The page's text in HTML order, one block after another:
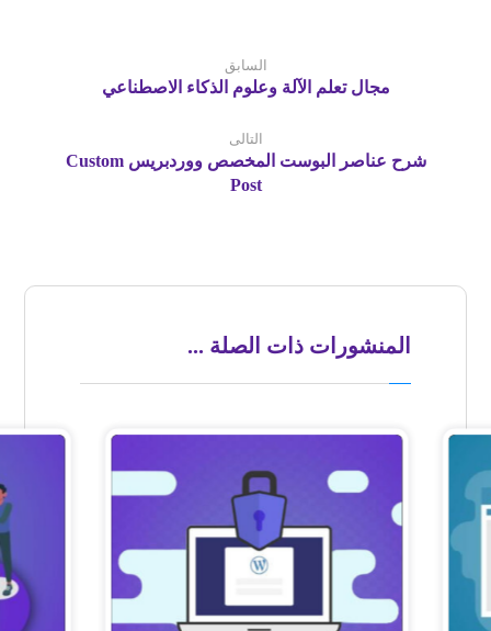
السابق
مجال تعلم الآلة وعلوم الذكاء الاصطناعي
التالى
شرح عناصر البوست المخصص ووردبريس Custom
Post
المنشورات ذات الصلة ...